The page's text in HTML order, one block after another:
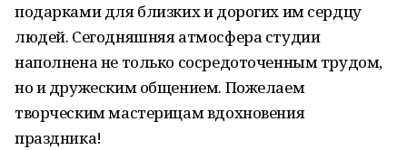
подарками для близких и дорогих им сердцу
людей. Сегодняшняя атмосфера студии
наполнена не только сосредоточенным трудом,
но и дружеским общением. Пожелаем
творческим мастерицам вдохновения
праздника!